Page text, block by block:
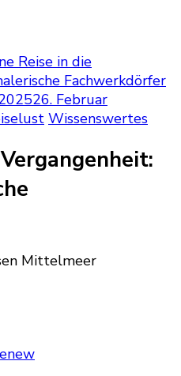
Reise in die
Fachwerkdörfer
26. Februar
Wissenswertes